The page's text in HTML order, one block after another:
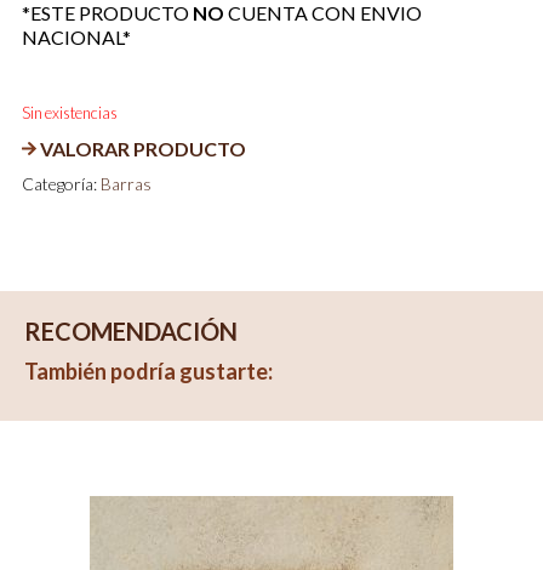
*ESTE PRODUCTO NO CUENTA CON ENVIO
NACIONAL*
Sin existencias
VALORAR PRODUCTO
Categoría: Barras
RECOMENDACIÓN
También podría gustarte: